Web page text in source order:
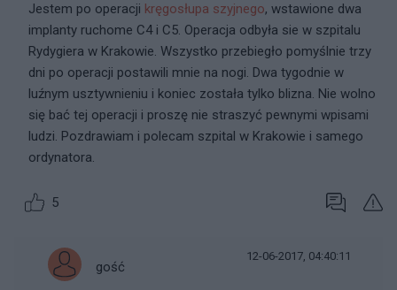
Jestem po operacji kręgosłupa szyjnego, wstawione dwa
implanty ruchome C4 i C5. Operacja odbyła sie w szpitalu
Rydygiera w Krakowie. Wszystko przebiegło pomyślnie trzy
dni po operacji postawili mnie na nogi. Dwa tygodnie w
luźnym usztywnieniu i koniec została tylko blizna. Nie wolno
się bać tej operacji i proszę nie straszyć pewnymi wpisami
ludzi. Pozdrawiam i polecam szpital w Krakowie i samego
ordynatora.
5
gość
12-06-2017, 04:40:11